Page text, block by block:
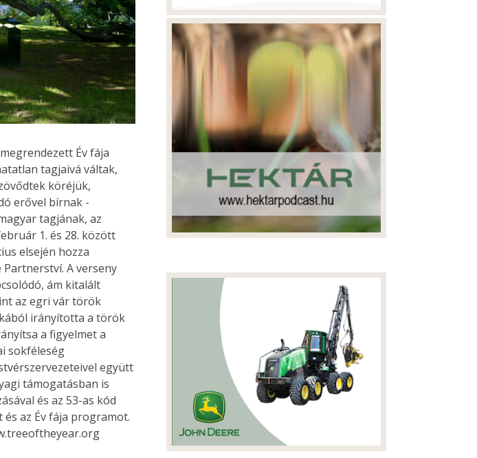
Év fája
tagjaivá váltak,
köréjük,
erővel bírnak -
tagjának, az
1. és 28. között
elsején hozza
A verseny
ám kitalált
az egri vár török
irányította a török
a figyelmet a
sokféleség
együtt
támogatásban is
és az 53-as kód
az Év fája programot.